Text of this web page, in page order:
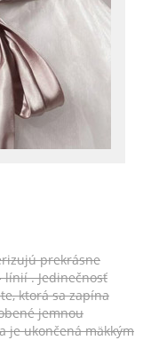
prekrásne
línií . Jedinečnosť
ktorá sa zapína
jemnou
je ukončená mäkkým